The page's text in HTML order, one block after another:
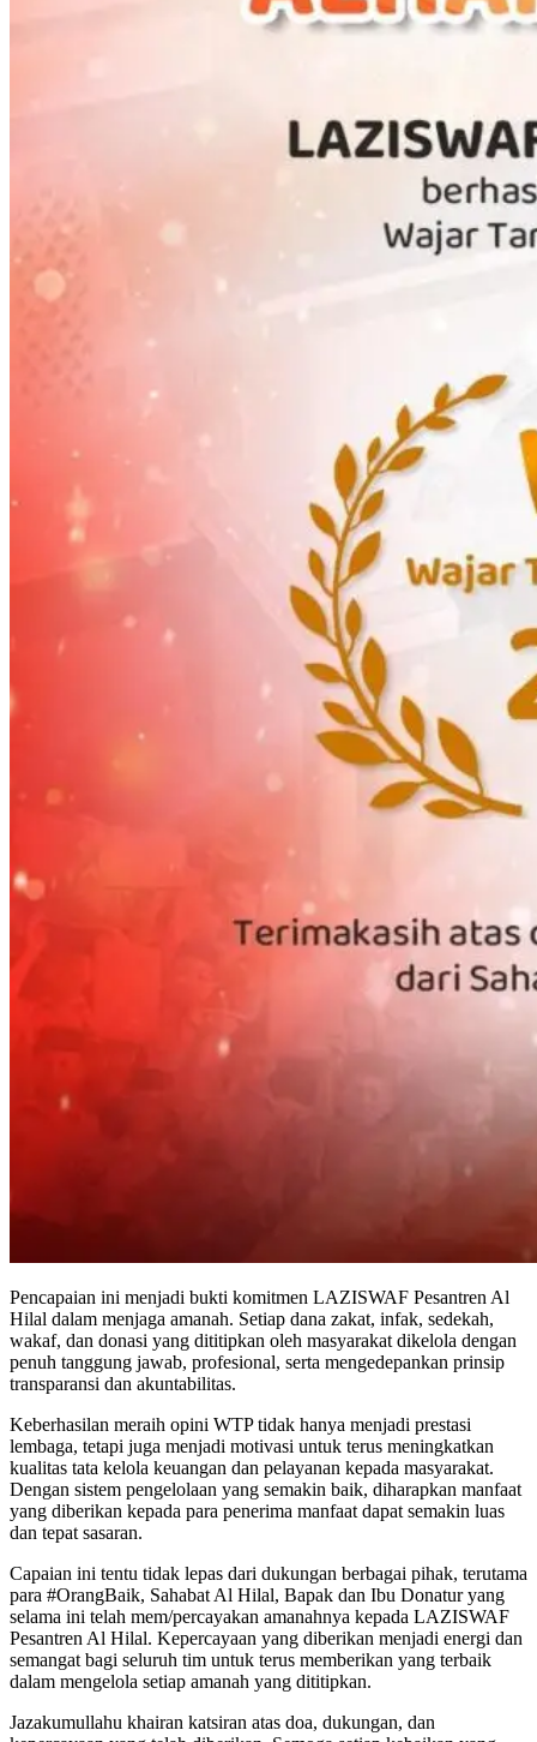
Pencapaian ini menjadi bukti komitmen LAZISWAF Pesantren Al
Hilal dalam menjaga amanah. Setiap dana zakat, infak, sedekah,
wakaf, dan donasi yang dititipkan oleh masyarakat dikelola dengan
penuh tanggung jawab, profesional, serta mengedepankan prinsip
transparansi dan akuntabilitas.
Keberhasilan meraih opini WTP tidak hanya menjadi prestasi
lembaga, tetapi juga menjadi motivasi untuk terus meningkatkan
kualitas tata kelola keuangan dan pelayanan kepada masyarakat.
Dengan sistem pengelolaan yang semakin baik, diharapkan manfaat
yang diberikan kepada para penerima manfaat dapat semakin luas
dan tepat sasaran.
Capaian ini tentu tidak lepas dari dukungan berbagai pihak, terutama
para #OrangBaik, Sahabat Al Hilal, Bapak dan Ibu Donatur yang
selama ini telah mem/percayakan amanahnya kepada LAZISWAF
Pesantren Al Hilal. Kepercayaan yang diberikan menjadi energi dan
semangat bagi seluruh tim untuk terus memberikan yang terbaik
dalam mengelola setiap amanah yang dititipkan.
Jazakumullahu khairan katsiran atas doa, dukungan, dan